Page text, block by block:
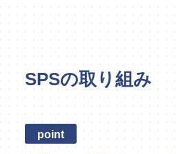
SPSの取り組み
point